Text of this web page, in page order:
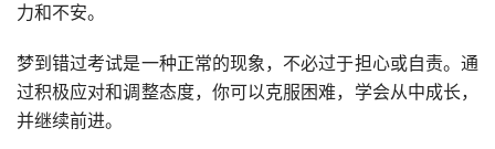
力和不安。
梦到错过考试是一种正常的现象，不必过于担心或自责。通
过积极应对和调整态度，你可以克服困难，学会从中成长，
并继续前进。